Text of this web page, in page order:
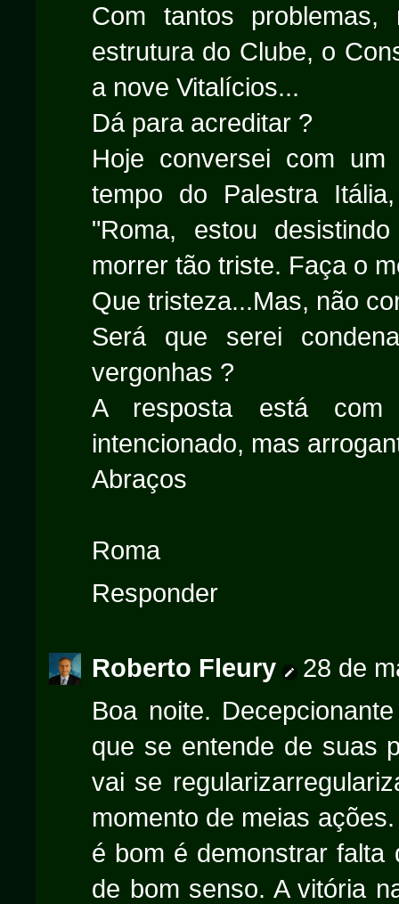
Com tantos
estrutura do Clube, o
a nove Vitalícios...
Dá para acreditar ?
Hoje conversei com um
tempo do Palestra
"Roma, estou
morrer tão triste. Faça o
Que tristeza...Mas, não
Será que serei
vergonhas ?
A resposta está com
intencionado, mas
Abraços
Roma
Responder
Roberto Fleury
28 de
Boa noite.
que se entende de suas
vai se
momento de meias
é bom é demonstrar falta
de bom senso. A vitória